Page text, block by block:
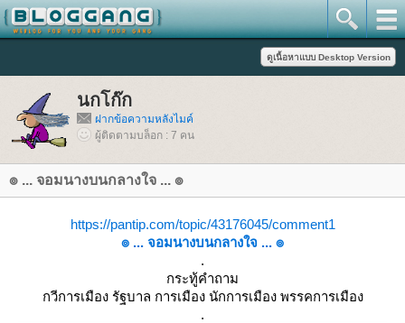
นกโก๊ก
ฝากข้อความหลังไมค์
ผู้ติดตามบล็อก : 7 คน
๏ ... จอมนางบนกลางใจ ... ๏
https://pantip.com/topic/43176045/comment1
๏ ... จอมนางบนกลางใจ ... ๏
.
กระทู้คำถาม
กวีการเมือง รัฐบาล การเมือง นักการเมือง พรรคการเมือง
.